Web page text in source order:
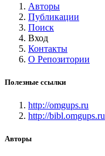
Авторы
Публикации
Поиск
Вход
Контакты
О Репозитории
Полезные ссылки
http://omgups.ru
http://bibl.omgups.ru
Авторы